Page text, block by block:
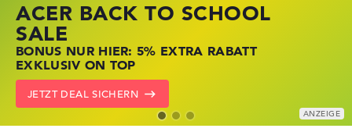
ACER BACK TO SCHOOL
SALE
BONUS NUR HIER: 5% EXTRA RABATT
EXKLUSIV ON TOP
JETZT DEAL SICHERN
HP STORE SSV DEALS
JETZT ZUGREIFEN: NOTEBOOKS BEI HP
KRÄFTIG REDUZIERT
ZU DEN HP ANGEBOTEN
LENOVO LAPTOP DEALS
NOTEBOOKS BEI LENOVO JETZT
KRÄFTIG REDUZIERT
LENOVO DEALS ZEIGEN